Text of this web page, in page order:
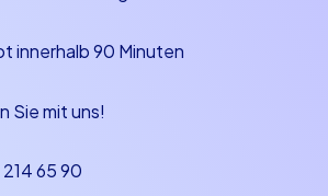
innerhalb 90 Minuten
Sie mit uns!
65 90